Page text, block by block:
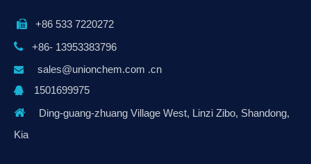
 +86 533 7220272

+86- 13953383796
 sales@unionchem.com .cn

1501699975
 Ding-guang-zhuang Village West, Linzi Zibo, Shandong,
Kia